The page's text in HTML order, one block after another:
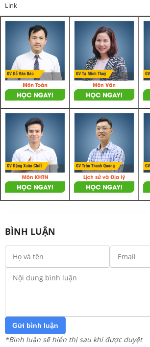
Link
BÌNH LUẬN
Gửi bình luận
*Bình luận sẽ hiển thị sau khi được duyệt